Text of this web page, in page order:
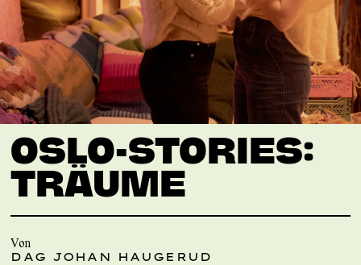
OSLO-STORIES:
TRÄUME
Von
DAG JOHAN HAUGERUD